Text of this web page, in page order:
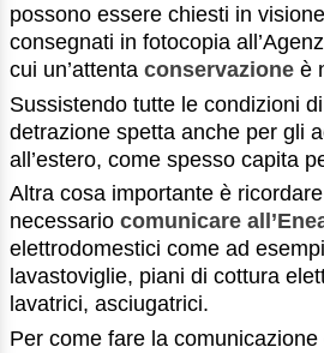
possono essere chiesti in
consegnati in fotocopia
cui un’attenta conservazione è
Sussistendo tutte le condizioni
detrazione spetta anche per gli
all’estero, come spesso capita
Altra cosa importante è
necessario comunicare
elettrodomestici come ad
lavastoviglie, piani di cottura
lavatrici, asciugatrici.
Per come fare la